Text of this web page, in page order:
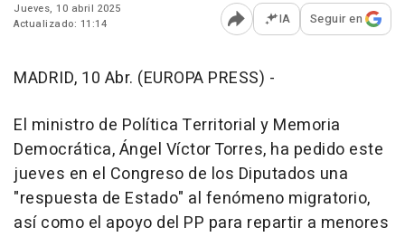
Jueves, 10 abril 2025
Actualizado: 11:14
Abrir opciones para
IA Seguir en
MADRID, 10 Abr. (EUROPA PRESS) -
El ministro de Política Territorial y Memoria
Democrática, Ángel Víctor Torres, ha pedido este
jueves en el Congreso de los Diputados una
"respuesta de Estado" al fenómeno migratorio,
así como el apoyo del PP para repartir a menores